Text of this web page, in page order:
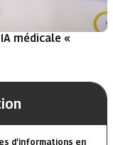
médicale «
d’informations en